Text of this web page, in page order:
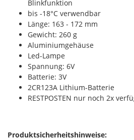
Blinkfunktion
bis -18°C verwendbar
Länge: 163 - 172 mm
Gewicht: 260 g
Aluminiumgehäuse
Led-Lampe
Spannung: 6V
Batterie: 3V
2CR123A Lithium-Batterie
RESTPOSTEN nur noch 2x
Produktsicherheitshinweise: